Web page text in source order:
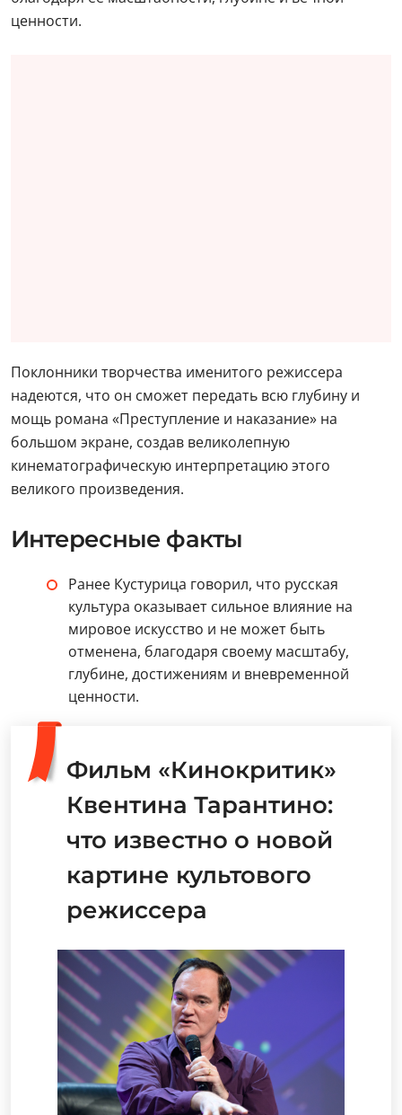
ценности.
Поклонники творчества именитого режиссера
надеются, что он сможет передать всю глубину и
мощь романа «Преступление и наказание» на
большом экране, создав великолепную
кинематографическую интерпретацию этого
великого произведения.
Интересные факты
Ранее Кустурица говорил, что русская
культура оказывает сильное влияние на
мировое искусство и не может быть
отменена, благодаря своему масштабу,
глубине, достижениям и вневременной
ценности.
Фильм «Кинокритик»
Квентина Тарантино:
что известно о новой
картине культового
режиссера